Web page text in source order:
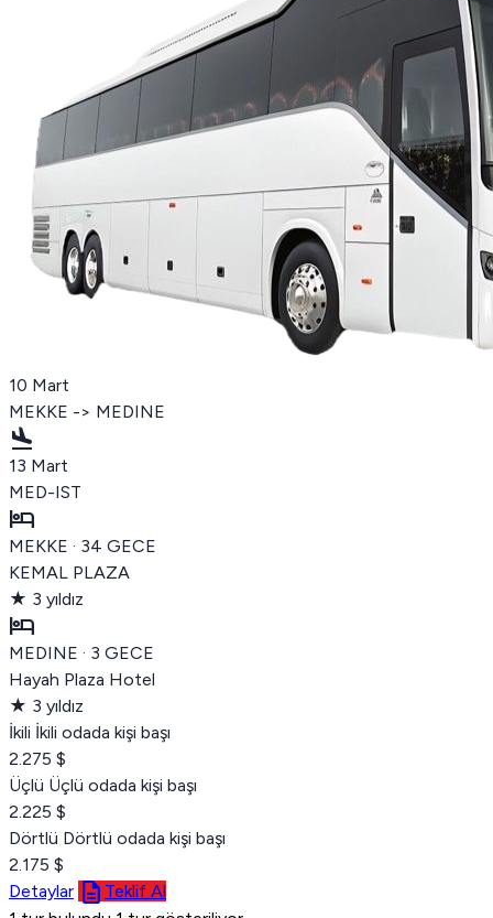
10 Mart
MEKKE -> MEDINE
flight_land
13 Mart
MED-IST
hotel
MEKKE · 34 GECE
KEMAL PLAZA
★ 3 yıldız
hotel
MEDINE · 3 GECE
Hayah Plaza Hotel
★ 3 yıldız
İkili İkili odada kişi başı
2.275 $
Üçlü Üçlü odada kişi başı
2.225 $
Dörtlü Dörtlü odada kişi başı
2.175 $
Detaylar description Teklif Al